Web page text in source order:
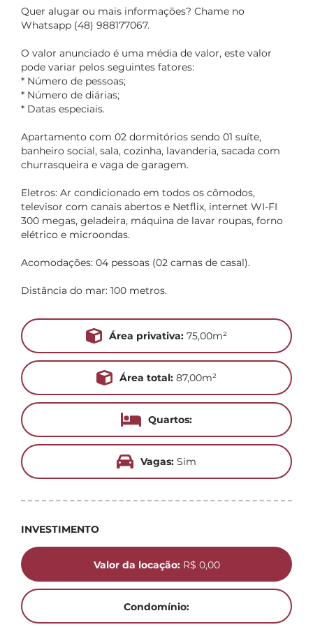
Quer alugar ou mais informações? Chame no
Whatsapp (48) 988177067.
O valor anunciado é uma média de valor, este valor
pode variar pelos seguintes fatores:
* Número de pessoas;
* Número de diárias;
* Datas especiais.
Apartamento com 02 dormitórios sendo 01 suíte,
banheiro social, sala, cozinha, lavanderia, sacada com
churrasqueira e vaga de garagem.
Eletros: Ar condicionado em todos os cômodos,
televisor com canais abertos e Netflix, internet WI-FI
300 megas, geladeira, máquina de lavar roupas, forno
elétrico e microondas.
Acomodações: 04 pessoas (02 camas de casal).
Distância do mar: 100 metros.
Área privativa: 75,00m²
Área total: 87,00m²
Quartos:
Vagas:Sim
INVESTIMENTO
Valor da locação:R$ 0,00
Condomínio: